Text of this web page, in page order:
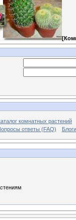
[
комнатных растений
ответы (FAQ) Блоги